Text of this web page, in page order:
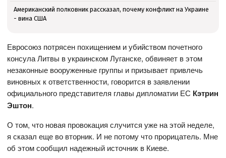
Американский полковник рассказал, почему конфликт на Украине
- вина США
Евросоюз потрясен похищением и убийством почетного
консула Литвы в украинском Луганске, обвиняет в этом
незаконные вооруженные группы и призывает привлечь
виновных к ответственности, говорится в заявлении
официального представителя главы дипломатии ЕС Кэтрин
Эштон.
О том, что новая провокация случится уже на этой неделе,
я сказал еще во вторник. И не потому что прорицатель. Мне
об этом сообщил надежный источник в Киеве.